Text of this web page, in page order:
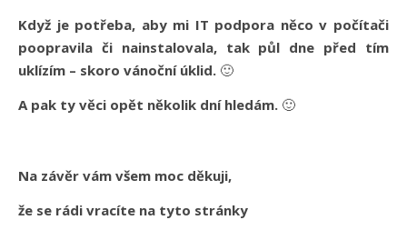
Když je potřeba, aby mi IT podpora něco v počítači
poopravila či nainstalovala, tak půl dne před tím
uklízím – skoro vánoční úklid. 🙂
A pak ty věci opět několik dní hledám. 🙂
Na závěr vám všem moc děkuji,
že se rádi vracíte na tyto stránky